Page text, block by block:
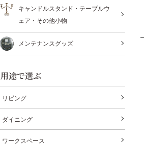
キャンドルスタンド・テーブルウ
ェア・その他小物
メンテナンスグッズ
用途で選ぶ
リビング
ダイニング
ワークスペース